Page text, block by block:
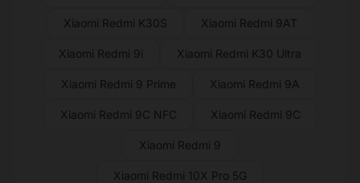
Xiaomi Redmi K30S Xiaomi Redmi 9AT
Xiaomi Redmi 9i Xiaomi Redmi K30 Ultra
Xiaomi Redmi 9 Prime Xiaomi Redmi 9A
Xiaomi Redmi 9C NFC Xiaomi Redmi 9C
Xiaomi Redmi 9
Xiaomi Redmi 10X Pro 5G